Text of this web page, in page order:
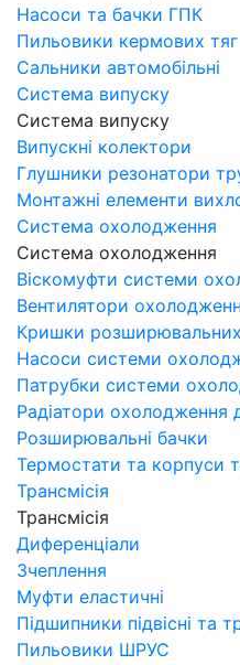
Насоси та бачки ГПК
Пильовики кермових тяг
Сальники автомобільні
Система випуску
Система випуску
Випускні колектори
Глушники резонатори
Монтажні елементи
Система охолодження
Система охолодження
Віскомуфти системи
Вентилятори
Кришки розширювальних
Насоси системи
Патрубки системи
Радіатори охолодження
Розширювальні бачки
Термостати та корпуси
Трансмісія
Трансмісія
Диференціали
Зчеплення
Муфти еластичні
Підшипники підвісні та
Пильовики ШРУС